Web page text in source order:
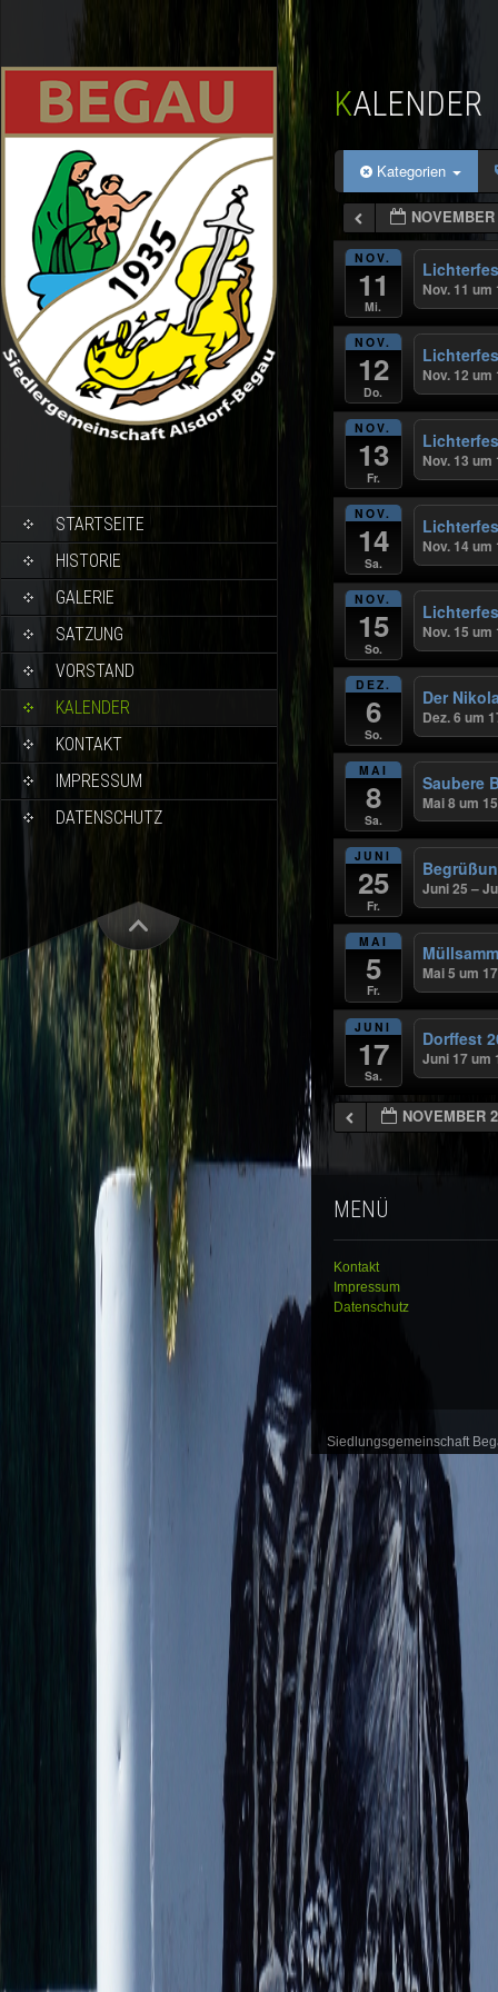
STARTSEITE
HISTORIE
GALERIE
SATZUNG
VORSTAND
KALENDER
KONTAKT
IMPRESSUM
DATENSCHUTZ
KALENDER
Kategorien
NOV.
11
Mi.
Nov. 11
NOV.
12
Do.
Nov. 12
NOV.
13
Fr.
Nov. 13
NOV.
14
Sa.
Nov. 14
NOV.
15
So.
Nov. 15
DEZ.
6
So.
Der
Dez. 6 um
MAI
8
Sa.
Saubere
Mai 8 um
JUNI
25
Fr.
Juni 25 –
MAI
5
Fr.
Mai 5 um
JUNI
17
Sa.
Dorffest
Juni 17 um
NOVEMBER
MENÜ
Kontakt
Impressum
Datenschutz
Siedlungsgemeinschaft